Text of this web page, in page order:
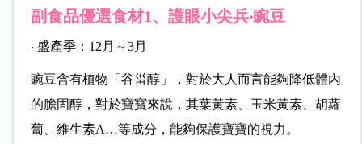
副食品優選食材1、護眼小尖兵‧豌豆
‧ 盛產季：12月～3月
豌豆含有植物「谷甾醇」，對於大人而言能夠降低體內
的膽固醇，對於寶寶來說，其葉黃素、玉米黃素、胡蘿
蔔、維生素A…等成分，能夠保護寶寶的視力。